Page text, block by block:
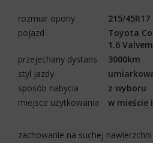
rozmiar opony
215/45R17
pojazd
Toyota
1.6
przejechany dystans
3000km
styl jazdy
sposób nabycia
z wyboru
miejsce użytkowania
w mieście
zachowanie na suchej nawierzchni